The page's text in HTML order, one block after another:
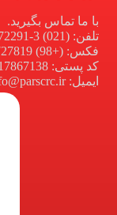
با ما تماس بگیرید.
تلفن: (021) 3-88872291 _ 3-88872261 _ 88880192
فکس: (+98) 88727819
کد پستی: 1517867138
ایمیل: info@parscrc.ir